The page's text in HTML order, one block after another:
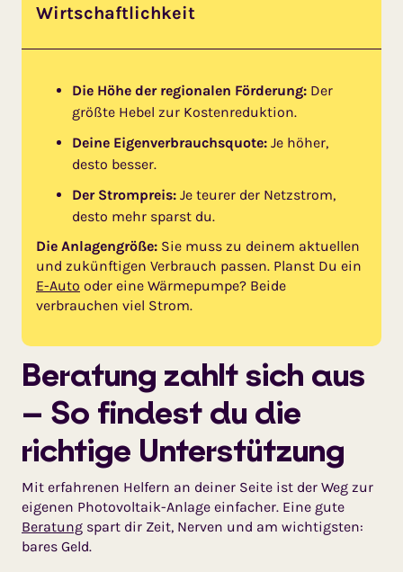
Wirtschaftlichkeit
Die Höhe der regionalen Förderung: Der
größte Hebel zur Kostenreduktion.
Deine Eigenverbrauchsquote: Je höher,
desto besser.
Der Strompreis: Je teurer der Netzstrom,
desto mehr sparst du.
Die Anlagengröße: Sie muss zu deinem aktuellen
und zukünftigen Verbrauch passen. Planst Du ein
E-Auto oder eine Wärmepumpe? Beide
verbrauchen viel Strom.
Beratung zahlt sich aus
– So findest du die
richtige Unterstützung
Mit erfahrenen Helfern an deiner Seite ist der Weg zur
eigenen Photovoltaik-Anlage einfacher. Eine gute
Beratung spart dir Zeit, Nerven und am wichtigsten:
bares Geld.